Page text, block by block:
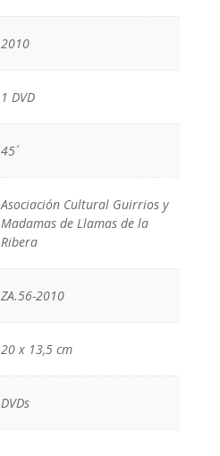
2010
1 DVD
45´
Asociación Cultural Guirrios y
Madamas de Llamas de la
Ribera
ZA.56-2010
20 x 13,5 cm
DVDs